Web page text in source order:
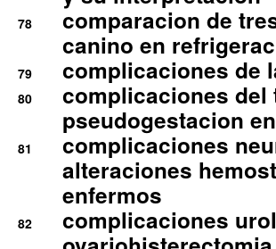
78
comparacion de
canino en
79 complicaciones de
80
complicaciones del
pseudogestacion
81
complicaciones
alteraciones
enfermos
82
complicaciones